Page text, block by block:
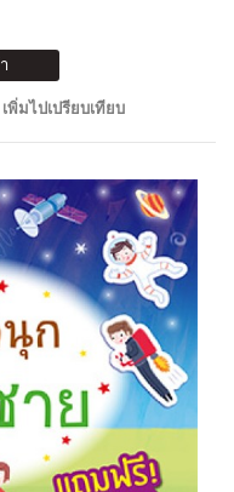
เพิ่มไปเปรียบเทียบ